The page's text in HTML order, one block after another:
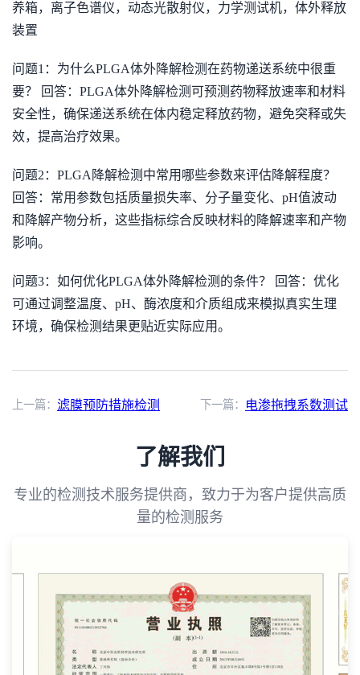
养箱，离子色谱仪，动态光散射仪，力学测试机，体外释放
装置
问题1：为什么PLGA体外降解检测在药物递送系统中很重
要？ 回答：PLGA体外降解检测可预测药物释放速率和材料
安全性，确保递送系统在体内稳定释放药物，避免突释或失
效，提高治疗效果。
问题2：PLGA降解检测中常用哪些参数来评估降解程度？
回答：常用参数包括质量损失率、分子量变化、pH值波动
和降解产物分析，这些指标综合反映材料的降解速率和产物
影响。
问题3：如何优化PLGA体外降解检测的条件？ 回答：优化
可通过调整温度、pH、酶浓度和介质组成来模拟真实生理
环境，确保检测结果更贴近实际应用。
上一篇： 滤膜预防措施检测 下一篇： 电渗拖拽系数测试
了解我们
专业的检测技术服务提供商，致力于为客户提供高质
量的检测服务